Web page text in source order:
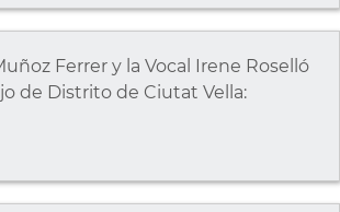
Ferrer y la Vocal Irene Roselló
de Distrito de Ciutat Vella: